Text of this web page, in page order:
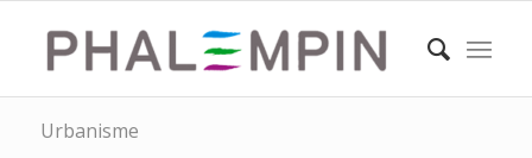
Urbanisme